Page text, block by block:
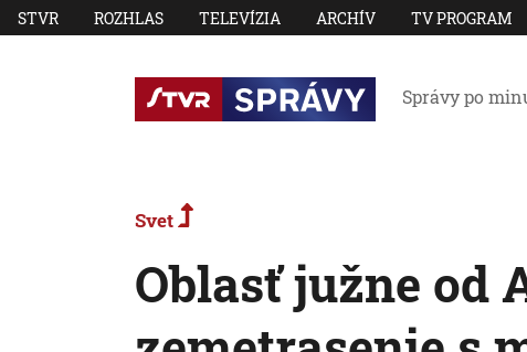
STVR ROZHLAS TELEVÍZIA ARCHÍV TV PROGRAM
Správy po
Svet
Oblasť južne od